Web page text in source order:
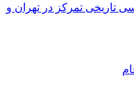
تاریخی تمرکز در تهران و